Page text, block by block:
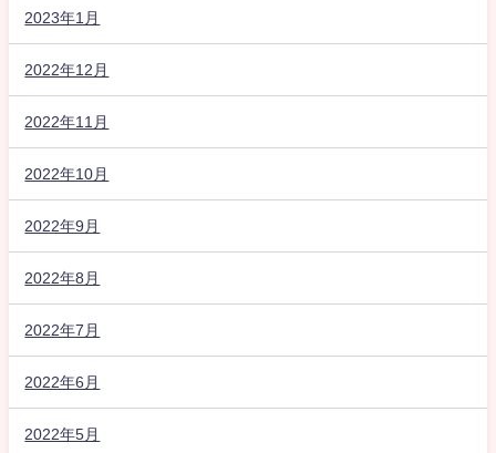
2023年1月
2022年12月
2022年11月
2022年10月
2022年9月
2022年8月
2022年7月
2022年6月
2022年5月